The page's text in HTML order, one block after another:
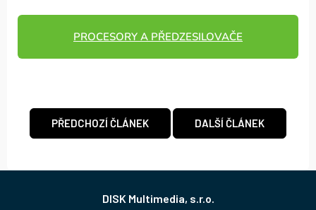
PROCESORY A PŘEDZESILOVAČE
PŘEDCHOZÍ ČLÁNEK DALŠÍ ČLÁNEK